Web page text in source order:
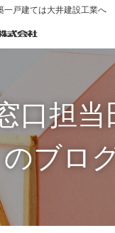
一戸建ては大井建設工業へ
口担当
のブロ
口担当田島
ログ
本日お